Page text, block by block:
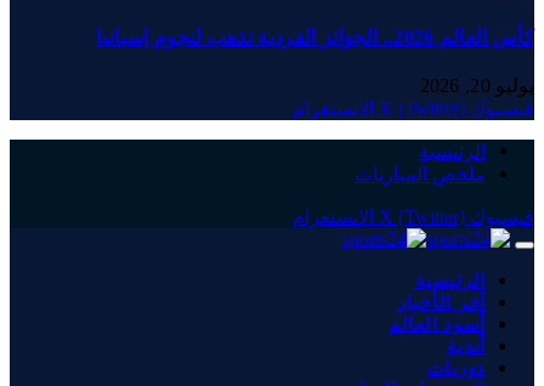
كأس العالم 2026.. الجوائز الفردية تذهب لنجوم إسبانيا
يوليو 20, 2026
فيسبوك X (Twitter) الانستغرام
الرئيسية
ملخص المباريات
فيسبوك X (Twitter) الانستغرام
الرئيسية
آخر الأخبار
أسود العالم
أندية
دوريات